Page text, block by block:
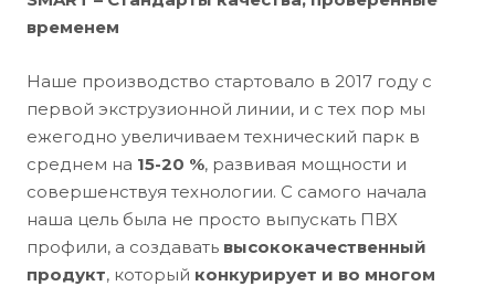
временем
Наше производство стартовало в 2017 году с
первой экструзионной линии, и с тех пор мы
ежегодно увеличиваем технический парк в
среднем на 15-20 %, развивая мощности и
совершенствуя технологии. С самого начала
наша цель была не просто выпускать ПВХ
профили, а создавать высококачественный
продукт, который конкурирует и во многом